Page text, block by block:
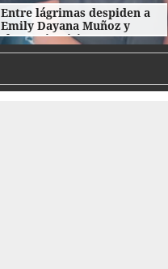
Entre lágrimas despiden a
Emily Dayana Muñoz y
claman justicia por su
crimen